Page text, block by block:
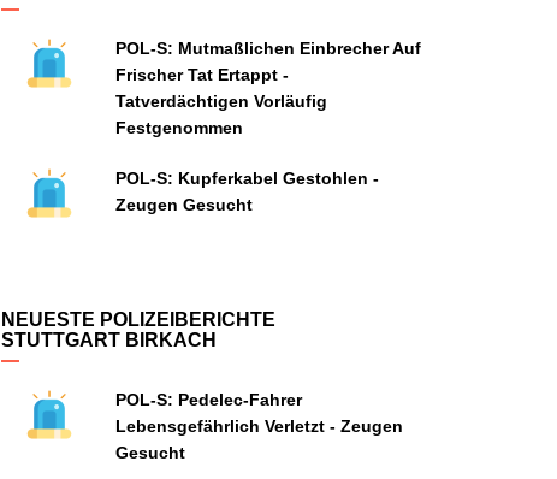
POL-S: Mutmaßlichen Einbrecher Auf
Frischer Tat Ertappt -
Tatverdächtigen Vorläufig
Festgenommen
POL-S: Kupferkabel Gestohlen -
Zeugen Gesucht
NEUESTE POLIZEIBERICHTE
STUTTGART BIRKACH
POL-S: Pedelec-Fahrer
Lebensgefährlich Verletzt - Zeugen
Gesucht